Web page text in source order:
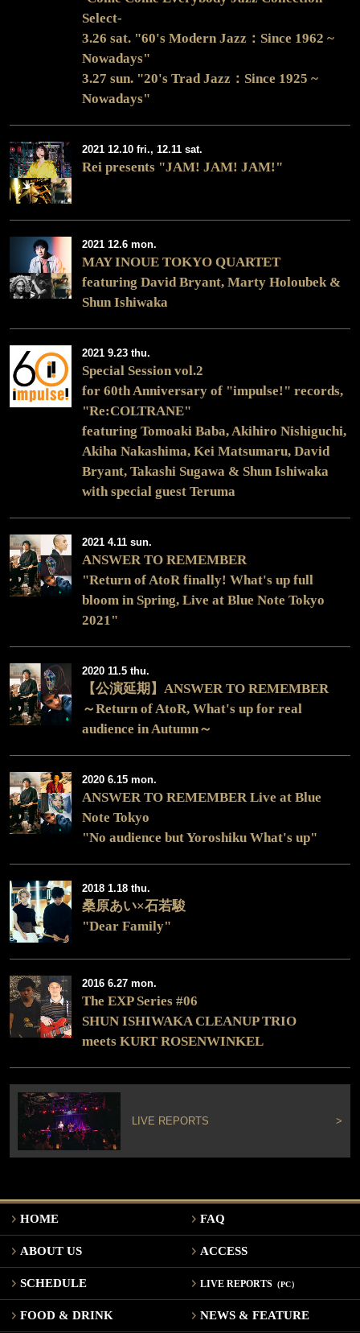
Select-
3.26 sat. "60's Modern Jazz：Since 1962 ~
Nowadays"
3.27 sun. "20's Trad Jazz：Since 1925 ~
Nowadays"
2021 12.10 fri., 12.11 sat.
Rei presents "JAM! JAM! JAM!"
2021 12.6 mon.
MAY INOUE TOKYO QUARTET
featuring David Bryant, Marty Holoubek &
Shun Ishiwaka
2021 9.23 thu.
Special Session vol.2
for 60th Anniversary of "impulse!" records,
"Re:COLTRANE"
featuring Tomoaki Baba, Akihiro Nishiguchi,
Akiha Nakashima, Kei Matsumaru, David
Bryant, Takashi Sugawa & Shun Ishiwaka
with special guest Teruma
2021 4.11 sun.
ANSWER TO REMEMBER
"Return of AtoR finally! What's up full
bloom in Spring, Live at Blue Note Tokyo
2021"
2020 11.5 thu.
【公演延期】ANSWER TO REMEMBER
～Return of AtoR, What's up for real
audience in Autumn～
2020 6.15 mon.
ANSWER TO REMEMBER Live at Blue
Note Tokyo
"No audience but Yoroshiku What's up"
2018 1.18 thu.
桑原あい×石若駿
"Dear Family"
2016 6.27 mon.
The EXP Series #06
SHUN ISHIWAKA CLEANUP TRIO
meets KURT ROSENWINKEL
LIVE REPORTS >
HOME FAQ
ABOUT US ACCESS
SCHEDULE LIVE REPORTS （PC）
FOOD & DRINK NEWS & FEATURE